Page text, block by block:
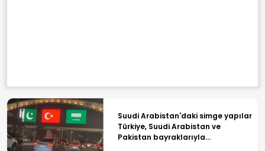
Suudi Arabistan'daki simge yapılar
Türkiye, Suudi Arabistan ve
Pakistan bayraklarıyla